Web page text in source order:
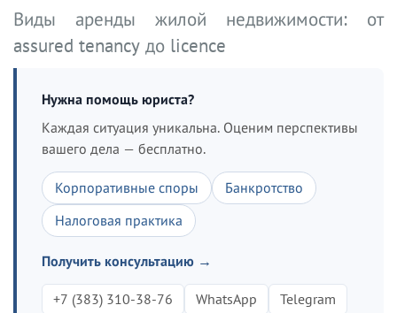
Виды аренды жилой недвижимости: от
assured tenancy до licence
Нужна помощь юриста?
Каждая ситуация уникальна. Оценим перспективы
вашего дела — бесплатно.
Корпоративные споры
Банкротство
Налоговая практика
Получить консультацию →
+7 (383) 310-38-76 WhatsApp
Telegram